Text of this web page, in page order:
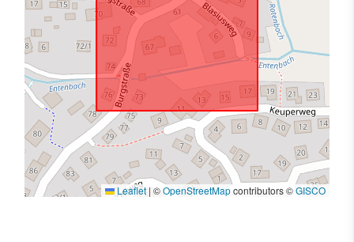
Leaflet | ©OpenStreetMapcontributors ©GISCO